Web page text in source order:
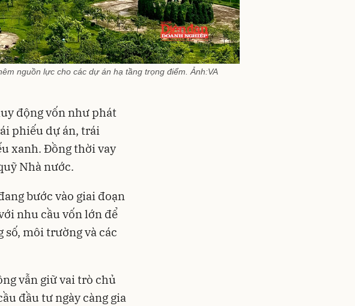
nguồn lực cho các dự án hạ tầng trọng điểm. Ảnh:VA
động vốn như phát
phiếu dự án, trái
xanh. Đồng thời vay
Nhà nước.
bước vào giai đoạn
nhu cầu vốn lớn để
môi trường và các
vẫn giữ vai trò chủ
đầu tư ngày càng gia